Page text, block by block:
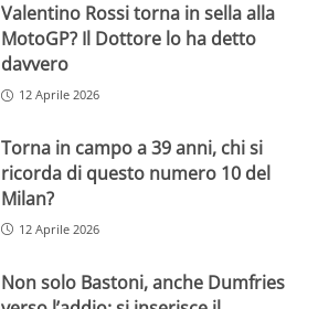
Valentino Rossi torna in sella alla
MotoGP? Il Dottore lo ha detto
davvero
12 Aprile 2026
Torna in campo a 39 anni, chi si
ricorda di questo numero 10 del
Milan?
12 Aprile 2026
Non solo Bastoni, anche Dumfries